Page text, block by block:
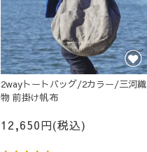
2wayトートバッグ/2カラー/三河織
物 前掛け帆布
12,650円(税込)